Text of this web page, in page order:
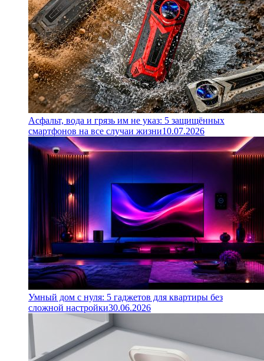
Асфальт, вода и грязь им не указ: 5 защищённых
смартфонов на все случаи жизни10.07.2026
Умный дом с нуля: 5 гаджетов для квартиры без
сложной настройки30.06.2026